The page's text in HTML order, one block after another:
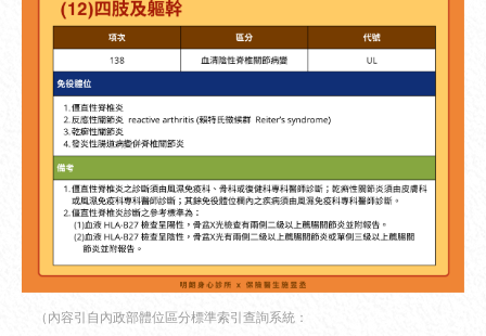
（內容引自內政部體位區分標準索引查詢系統：